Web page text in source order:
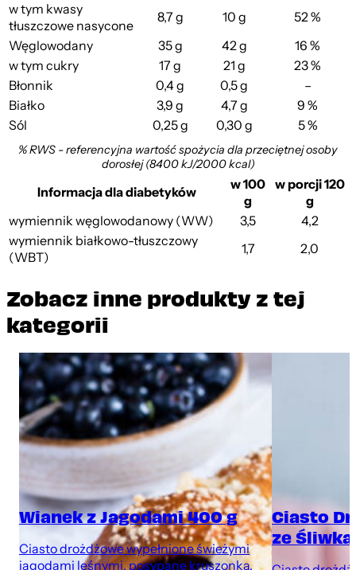
w tym kwasy
tłuszczowe nasycone
8,7 g 10 g
52 %
Węglowodany
35 g 42 g
16 %
w tym cukry
17 g 21 g
23 %
Błonnik
0,4 g 0,5 g
–
Białko
3,9 g 4,7 g
9 %
Sól
0,25 g 0,30 g 5 %
% RWS - referencyjna wartość spożycia dla przeciętnej osoby
dorosłej (8400 kJ/2000 kcal)
Informacja dla diabetyków
w 100
g
w porcji 120
g
wymiennik węglowodanowy (WW)
3,5
4,2
wymiennik białkowo-tłuszczowy
(WBT)
1,7 2,0
Zobacz inne produkty z tej
kategorii
Wianek z Jagodami 400 g
Ciasto drożdżowe wypełnione świeżymi
jagodami leśnymi, posypane kruszonką.
Ciasto
ze